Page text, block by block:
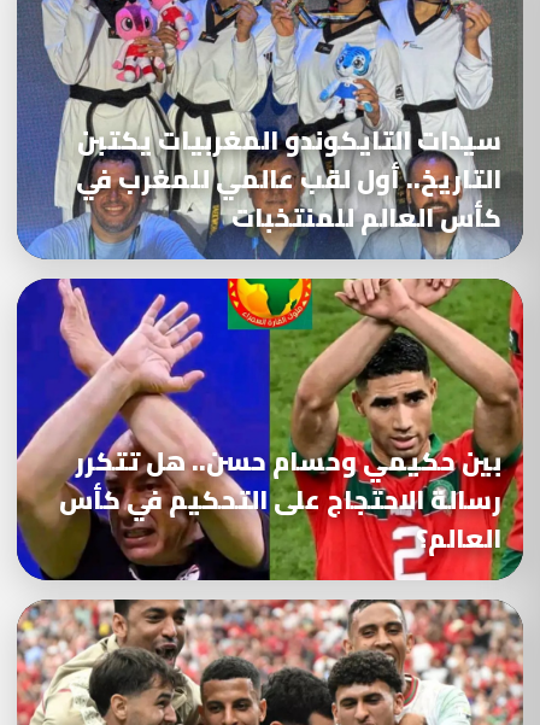
سيدات التايكوندو المغربيات يكتبن
التاريخ.. أول لقب عالمي للمغرب في
كأس العالم للمنتخبات
بين حكيمي وحسام حسن.. هل تتكرر
رسالة الاحتجاج على التحكيم في كأس
العالم؟